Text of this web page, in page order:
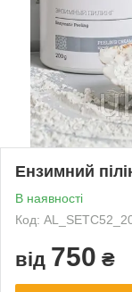
Ензимний
В наявності
Код:
від 750 ₴